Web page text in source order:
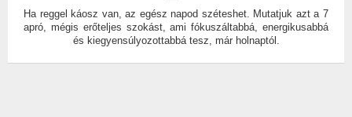
Ha reggel káosz van, az egész napod széteshet. Mutatjuk azt a 7
apró, mégis erőteljes szokást, ami fókuszáltabbá, energikusabbá
és kiegyensúlyozottabbá tesz, már holnaptól.